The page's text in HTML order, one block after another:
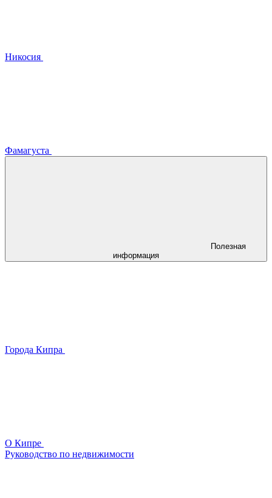
Никосия
Фамагуста
Полезная
информация
Города Кипра
О Кипре
Руководство по недвижимости